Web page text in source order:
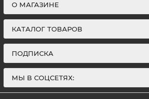
О МАГАЗИНЕ
КАТАЛОГ ТОВАРОВ
ПОДПИСКА
МЫ В СОЦСЕТЯХ: